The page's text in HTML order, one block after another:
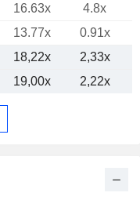
16.63x 4.8x
13.77x
0.91x
18,22x 2,33x
19,00x 2,22x